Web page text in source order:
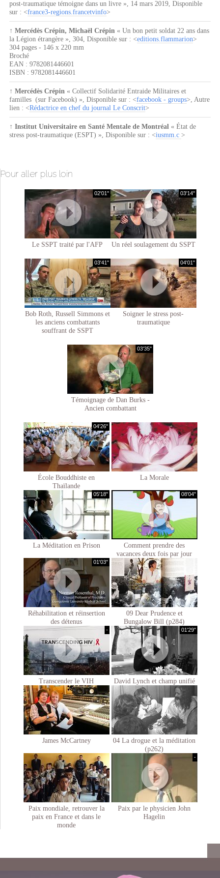
post-traumatique témoigne dans un livre », 14 mars 2019, Disponible
sur : <france3-regions.francetvinfo>
↑ Mercédès Crépin, Michaël Crépin « Un bon petit soldat 22 ans dans
la Légion étrangère », 304, Disponible sur : <editions.flammarion>
304 pages - 146 x 220 mm
Broché
EAN : 9782081446601
ISBN : 9782081446601
↑ Mercédès Crépin « Collectif Solidarité Entraide Militaires et
familles (sur Facebook) », Disponible sur : <facebook - groups>, Autre
lien : <Rédactrice en chef du journal Le Conscrit>
↑ Institut Universitaire en Santé Mentale de Montréal « État de
stress post-traumatique (ESPT) », Disponible sur : <iusmm.c >
Pour aller plus loin
Le SSPT traité par l'AFP
02'01''
Un réel soulagement du SSPT
03'14''
Bob Roth, Russell Simmons et
les anciens combattants
souffrant de SSPT
03'41"
Soigner le stress post-
traumatique
04'01"
Témoignage de Dan Burks -
Ancien combattant
03'35"
École Bouddhiste en
Thaïlande
04'26"
La Morale
La Méditation en Prison
05'18"
Comment prendre des
vacances deux fois par jour
08'04"
Réhabilitation et réinsertion
des détenus
01'03"
09 Dear Prudence et
Bungalow Bill (p284)
Transcender le VIH
-
David Lynch et champ unifié
01'29"
James McCartney
04 La drogue et la méditation
(p262)
Paix mondiale, retrouver la
paix en France et dans le
monde
Paix par le physicien John
Hagelin
-